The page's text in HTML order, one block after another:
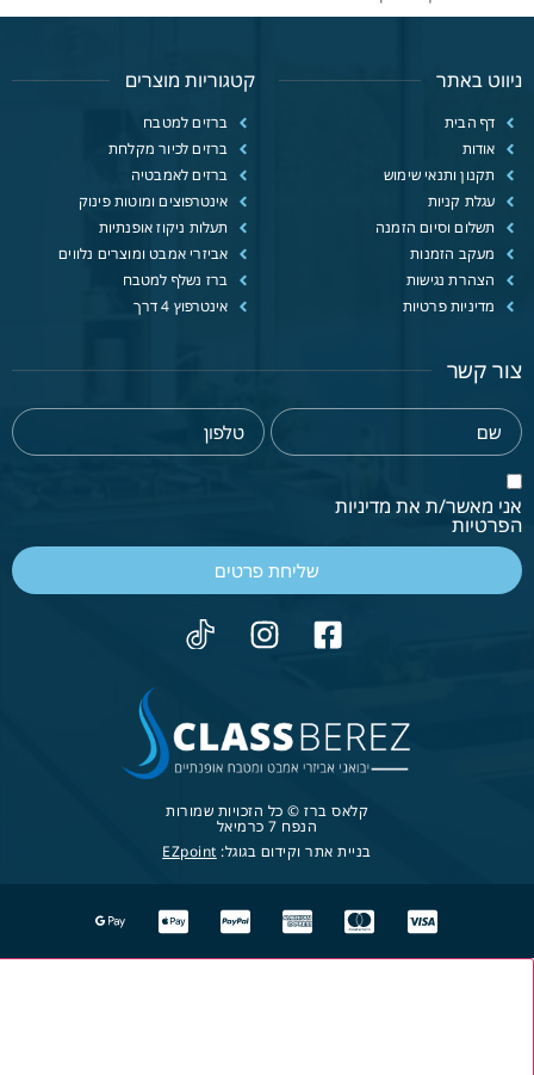
ניווט באתר
דף הבית
אודות
תקנון ותנאי שימוש
עגלת קניות
תשלום וסיום הזמנה
מעקב הזמנות
הצהרת נגישות
מדיניות פרטיות
קטגוריות מוצרים
ברזים למטבח
ברזים לכיור מקלחת
ברזים לאמבטיה
אינטרפוצים ומוטות פינוק
תעלות ניקוז אופנתיות
אביזרי אמבט ומוצרים נלווים
ברז נשלף למטבח
אינטרפוץ 4 דרך
צור קשר
אני מאשר/ת את מדיניות
הפרטיות
שליחת פרטים
קלאס ברז © כל הזכויות שמורות
הנפח 7 כרמיאל
בניית אתר וקידום בגוגל: EZpoint